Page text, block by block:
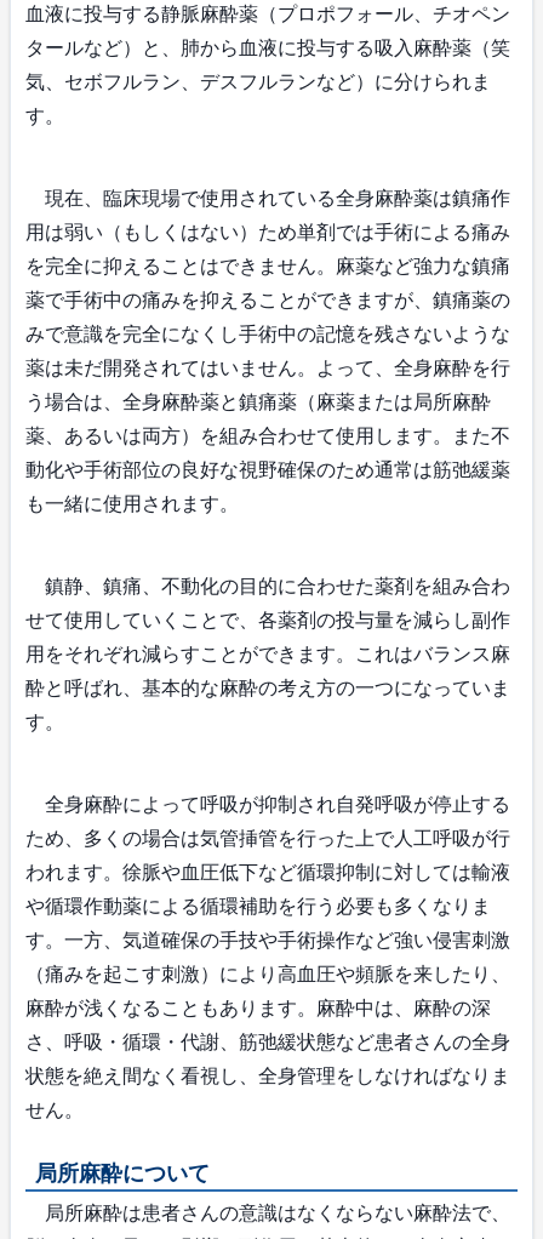
血液に投与する静脈麻酔薬（プロポフォール、チオペン
タールなど）と、肺から血液に投与する吸入麻酔薬（笑
気、セボフルラン、デスフルランなど）に分けられま
す。
現在、臨床現場で使用されている全身麻酔薬は鎮痛作
用は弱い（もしくはない）ため単剤では手術による痛み
を完全に抑えることはできません。麻薬など強力な鎮痛
薬で手術中の痛みを抑えることができますが、鎮痛薬の
みで意識を完全になくし手術中の記憶を残さないような
薬は未だ開発されてはいません。よって、全身麻酔を行
う場合は、全身麻酔薬と鎮痛薬（麻薬または局所麻酔
薬、あるいは両方）を組み合わせて使用します。また不
動化や手術部位の良好な視野確保のため通常は筋弛緩薬
も一緒に使用されます。
鎮静、鎮痛、不動化の目的に合わせた薬剤を組み合わ
せて使用していくことで、各薬剤の投与量を減らし副作
用をそれぞれ減らすことができます。これはバランス麻
酔と呼ばれ、基本的な麻酔の考え方の一つになっていま
す。
全身麻酔によって呼吸が抑制され自発呼吸が停止する
ため、多くの場合は気管挿管を行った上で人工呼吸が行
われます。徐脈や血圧低下など循環抑制に対しては輸液
や循環作動薬による循環補助を行う必要も多くなりま
す。一方、気道確保の手技や手術操作など強い侵害刺激
（痛みを起こす刺激）により高血圧や頻脈を来したり、
麻酔が浅くなることもあります。麻酔中は、麻酔の深
さ、呼吸・循環・代謝、筋弛緩状態など患者さんの全身
状態を絶え間なく看視し、全身管理をしなければなりま
せん。
局所麻酔について
局所麻酔は患者さんの意識はなくならない麻酔法で、